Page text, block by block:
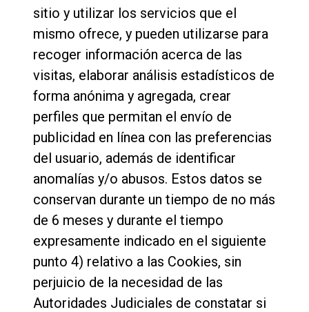
sitio y utilizar los servicios que el
mismo ofrece, y pueden utilizarse para
recoger información acerca de las
visitas, elaborar análisis estadísticos de
forma anónima y agregada, crear
perfiles que permitan el envío de
publicidad en línea con las preferencias
del usuario, además de identificar
anomalías y/o abusos. Estos datos se
conservan durante un tiempo de no más
de 6 meses y durante el tiempo
expresamente indicado en el siguiente
punto 4) relativo a las Cookies, sin
perjuicio de la necesidad de las
Autoridades Judiciales de constatar si